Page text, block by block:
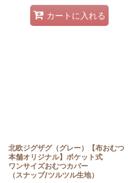
カートに入れる
北欧ジグザグ（グレー）【布おむつ
本舗オリジナル】ポケット式
ワンサイズおむつカバー
（スナップ/ツルツル生地）